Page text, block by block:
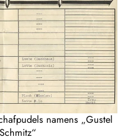
namens „Gustel